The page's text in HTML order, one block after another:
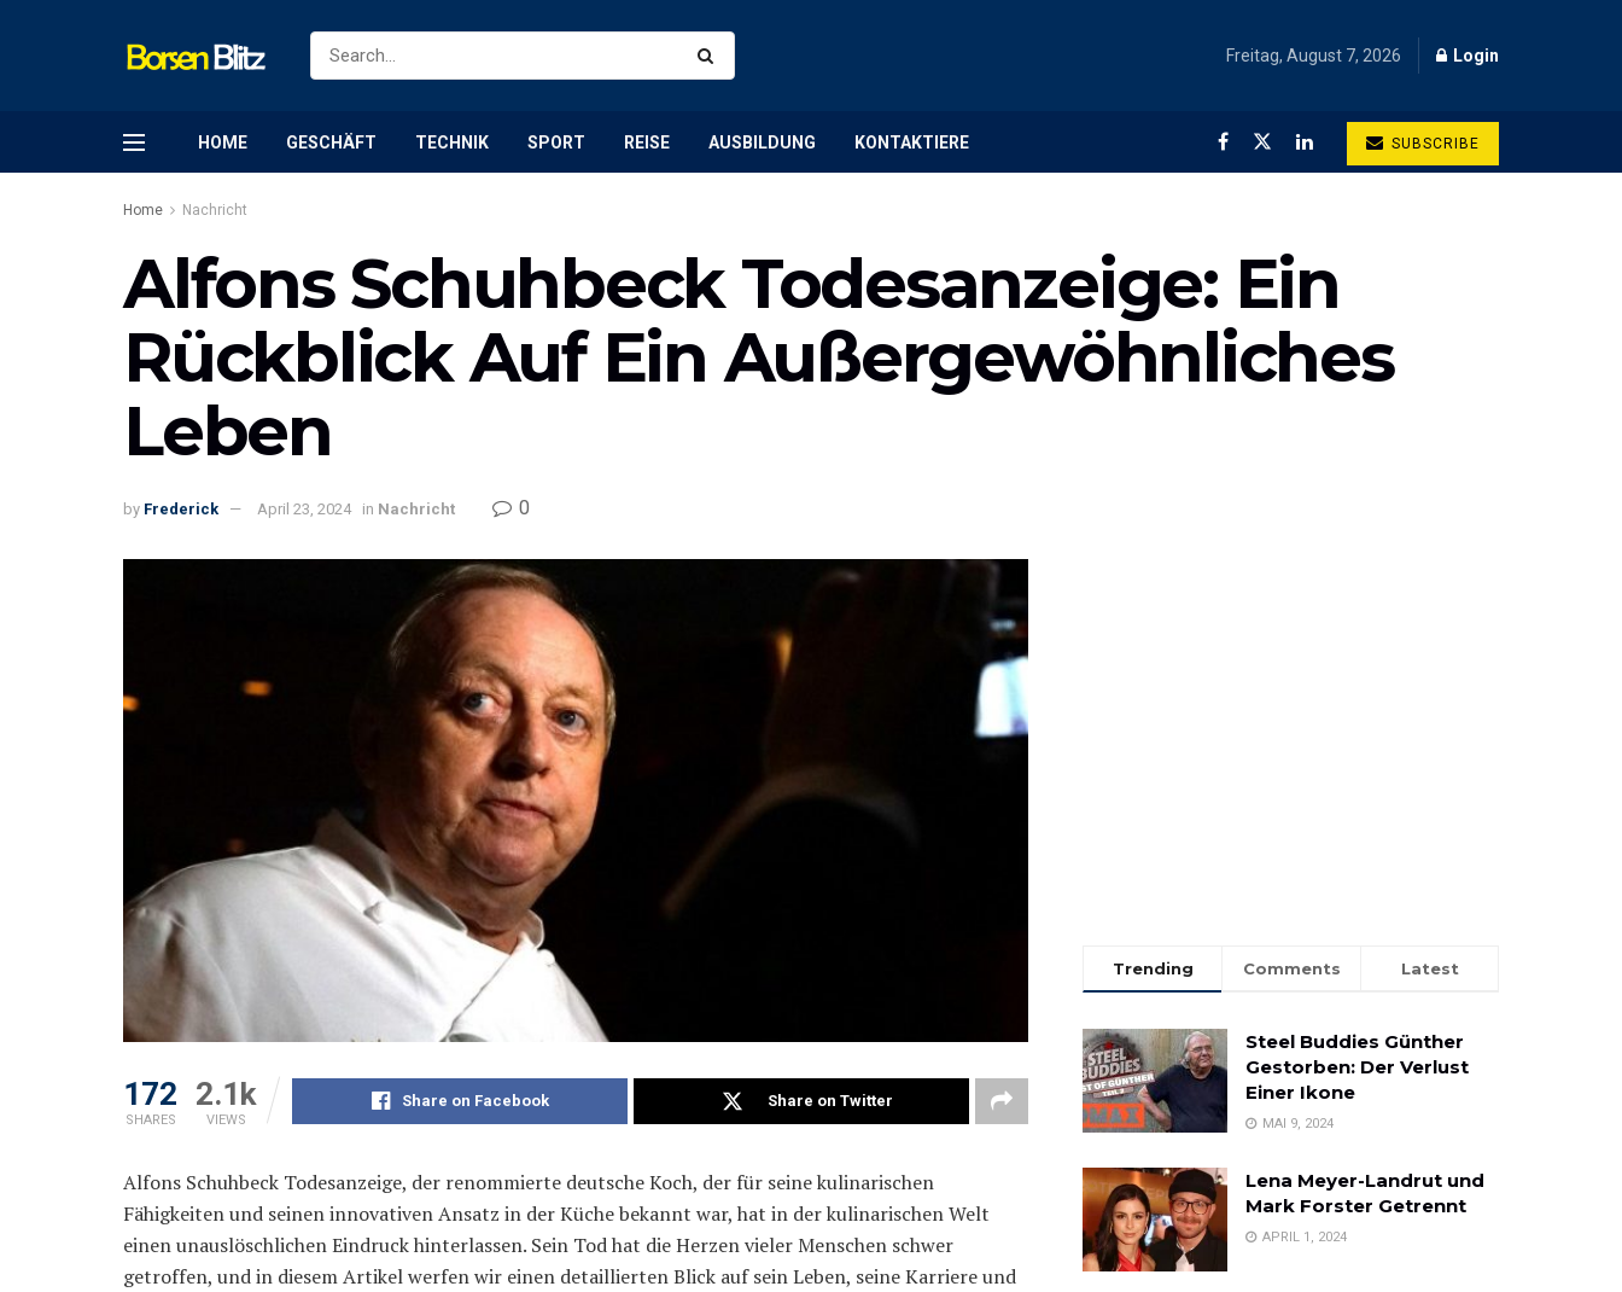
Freitag, August 7, 2026 Login
HOME GESCHÄFT TECHNIK SPORT REISE AUSBILDUNG KONTAKTIERE SUBSCRIBE
Home Nachricht
Alfons Schuhbeck Todesanzeige: Ein
Rückblick Auf Ein Außergewöhnliches
Leben
by Frederick April 23, 2024 in Nachricht 0
172
SHARES
2.1k
VIEWS
Share on Facebook Share on Twitter
Alfons Schuhbeck Todesanzeige, der renommierte deutsche Koch, der für seine kulinarischen
Fähigkeiten und seinen innovativen Ansatz in der Küche bekannt war, hat in der kulinarischen Welt
einen unauslöschlichen Eindruck hinterlassen. Sein Tod hat die Herzen vieler Menschen schwer
getroffen, und in diesem Artikel werfen wir einen detaillierten Blick auf sein Leben, seine Karriere und
Trending Comments Latest
Steel Buddies Günther
Gestorben: Der Verlust
Einer Ikone
MAI 9, 2024
Lena Meyer-Landrut und
Mark Forster Getrennt
APRIL 1, 2024